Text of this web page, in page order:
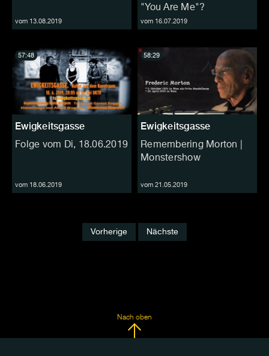
vom 13.08.2019
"You Are Me"?
vom 16.07.2019
Ewigkeitsgasse
Folge vom Di, 18.06.2019
vom 18.06.2019
57:48
Ewigkeitsgasse
Remembering Morton |
Monstershow
vom 21.05.2019
58:29
Vorherige Nächste
Nach oben